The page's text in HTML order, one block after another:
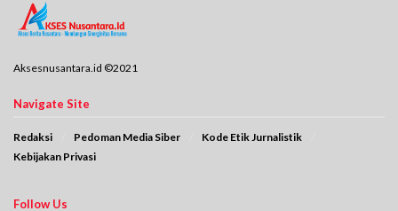
Aksesnusantara.id ©2021
Navigate Site
Redaksi Pedoman Media Siber
Kode Etik Jurnalistik
Kebijakan Privasi
Follow Us